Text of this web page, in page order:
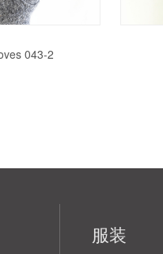
043-2
服装